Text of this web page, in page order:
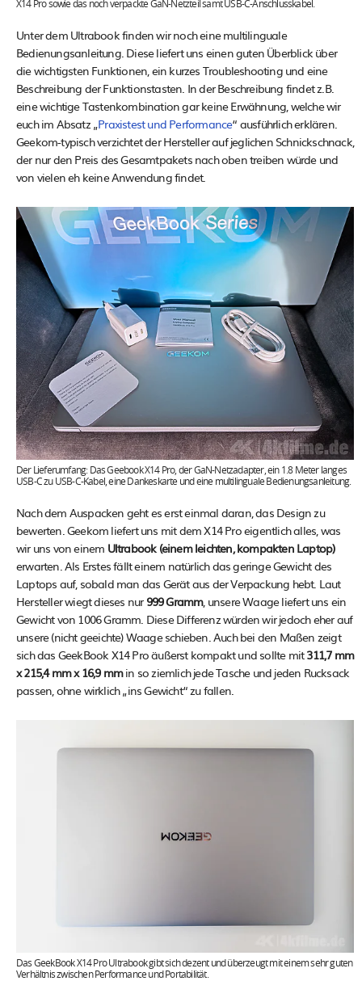
X14 Pro sowie das noch verpackte GaN-Netzteil samt USB-C-Anschlusskabel.
Unter dem Ultrabook finden wir noch eine multilinguale
Bedienungsanleitung. Diese liefert uns einen guten Überblick über
die wichtigsten Funktionen, ein kurzes Troubleshooting und eine
Beschreibung der Funktionstasten. In der Beschreibung findet z.B.
eine wichtige Tastenkombination gar keine Erwähnung, welche wir
euch im Absatz „Praxistest und Performance“ ausführlich erklären.
Geekom-typisch verzichtet der Hersteller auf jeglichen Schnickschnack,
der nur den Preis des Gesamtpakets nach oben treiben würde und
von vielen eh keine Anwendung findet.
Der Lieferumfang: Das Geebook X14 Pro, der GaN-Netzadapter, ein 1.8 Meter langes
USB-C zu USB-C-Kabel, eine Dankeskarte und eine multilinguale Bedienungsanleitung.
Nach dem Auspacken geht es erst einmal daran, das Design zu
bewerten. Geekom liefert uns mit dem X14 Pro eigentlich alles, was
wir uns von einem Ultrabook (einem leichten, kompakten Laptop)
erwarten. Als Erstes fällt einem natürlich das geringe Gewicht des
Laptops auf, sobald man das Gerät aus der Verpackung hebt. Laut
Hersteller wiegt dieses nur 999 Gramm, unsere Waage liefert uns ein
Gewicht von 1006 Gramm. Diese Differenz würden wir jedoch eher auf
unsere (nicht geeichte) Waage schieben. Auch bei den Maßen zeigt
sich das GeekBook X14 Pro äußerst kompakt und sollte mit311,7 mm
x 215,4 mm x 16,9 mmin so ziemlich jede Tasche und jeden Rucksack
passen, ohne wirklich „ins Gewicht“ zu fallen.
Das GeekBook X14 Pro Ultrabook gibt sich dezent und überzeugt mit einem sehr guten
Verhältnis zwischen Performance und Portabilität.